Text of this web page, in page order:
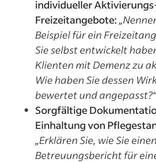
individueller
Freizeitangebote:
Beispiel für ein
Sie selbst entwickelt
Klienten mit Demenz zu
Wie haben Sie dessen
bewertet und angepasst?“
Sorgfältige
Einhaltung von
„Erklären Sie, wie Sie
Betreuungsbericht für